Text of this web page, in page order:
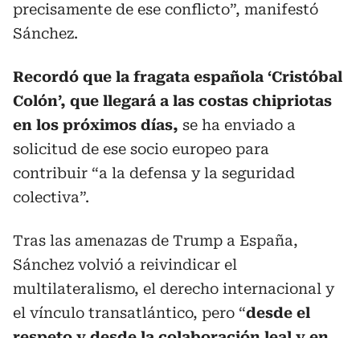
precisamente de ese conflicto”, manifestó
Sánchez.
Recordó que la fragata española ‘Cristóbal
Colón’, que llegará a las costas chipriotas
en los próximos días, se ha enviado a
solicitud de ese socio europeo para
contribuir “a la defensa y la seguridad
colectiva”.
Tras las amenazas de Trump a España,
Sánchez volvió a reivindicar el
multilateralismo, el derecho internacional y
el vínculo transatlántico, pero “desde el